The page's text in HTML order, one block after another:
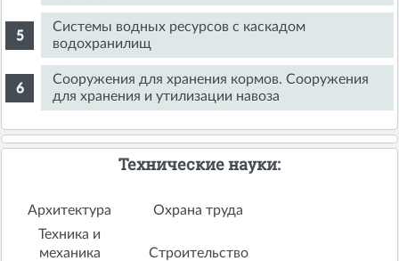
Системы водных ресурсов с каскадом
водохранилищ
Сооружения для хранения кормов. Сооружения
для хранения и утилизации навоза
Технические науки:
Архитектура
Охрана труда
Техника и
механика
Строительство